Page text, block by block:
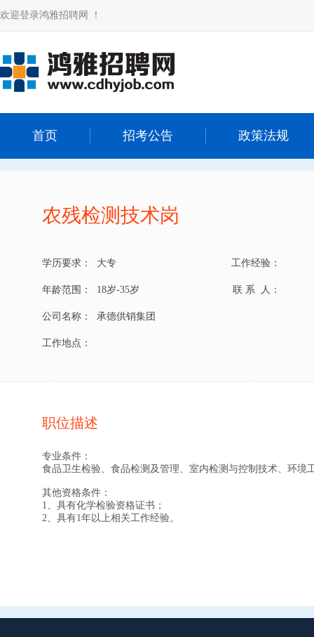
欢迎登录鸿雅招聘网 ！
首页 招考公告 政策法规
农残检测技术岗
学历要求： 大专 工作经验：
年龄范围： 18岁-35岁 联 系 人：
公司名称： 承德供销集团
工作地点：
职位描述
专业条件：
食品卫生检验、食品检测及管理、室内检测与控制技术、环境
其他资格条件：
1、具有化学检验资格证书；
2、具有1年以上相关工作经验。